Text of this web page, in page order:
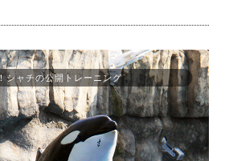
シャチの公開トレーニング